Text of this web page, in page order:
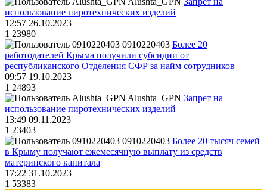
использование пиротехнических изделий
12:57 26.10.2023
1 23980
0910220403 Более 20
работодателей Крыма получили субсидии от
республиканского Отделения СФР за найм сотрудников
09:57 19.10.2023
1 24893
Alushta_GPN Запрет на
использование пиротехнических изделий
13:49 09.11.2023
1 23403
0910220403 Более 20 тысяч семей
в Крыму получают ежемесячную выплату из средств
материнского капитала
17:22 31.10.2023
1 53383